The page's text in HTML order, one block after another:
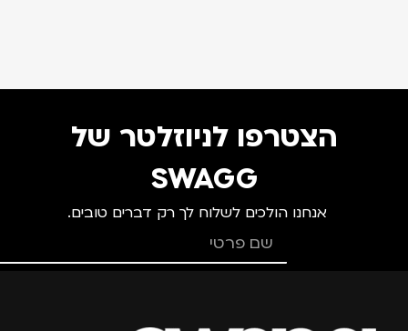
הצטרפו לניוזלטר של
SWAGG
אנחנו הולכים לשלוח לך רק דברים טובים.